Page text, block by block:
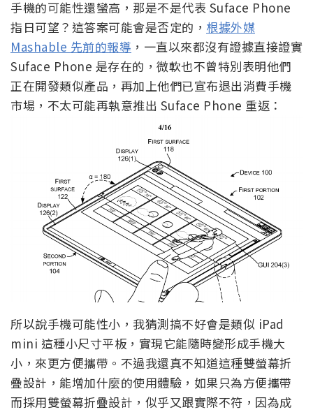
手機的可能性還蠻高，那是不是代表 Suface Phone
指日可望？這答案可能會是否定的， 根據外媒
Mashable 先前的報導 ，一直以來都沒有證據直接證實
Suface Phone 是存在的，微軟也不曾特別表明他們
正在開發類似產品，再加上他們已宣布退出消費手機
市場，不太可能再執意推出 Suface Phone 重返：
所以說手機可能性小，我猜測搞不好會是類似 iPad
mini 這種小尺寸平板，實現它能隨時變形成手機大
小，來更方便攜帶。不過我還真不知道這種雙螢幕折
疊設計，能增加什麼的使用體驗，如果只為方便攜帶
而採用雙螢幕折疊設計，似乎又跟實際不符，因為成